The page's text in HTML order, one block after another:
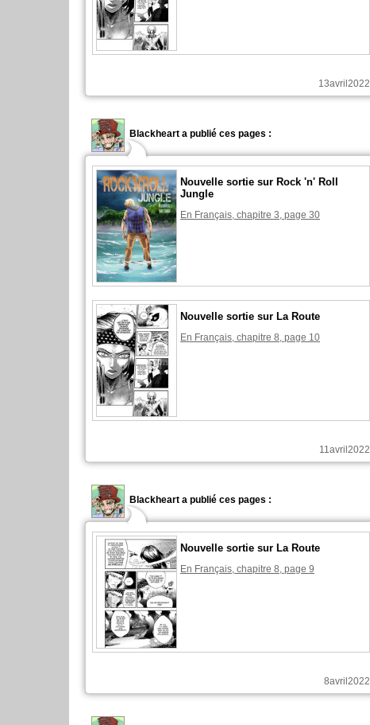
13avril2022
Blackheart a publié ces pages :
Nouvelle sortie sur Rock 'n' Roll
Jungle
En Français, chapitre 3, page 30
Nouvelle sortie sur La Route
En Français, chapitre 8, page 10
11avril2022
Blackheart a publié ces pages :
Nouvelle sortie sur La Route
En Français, chapitre 8, page 9
8avril2022